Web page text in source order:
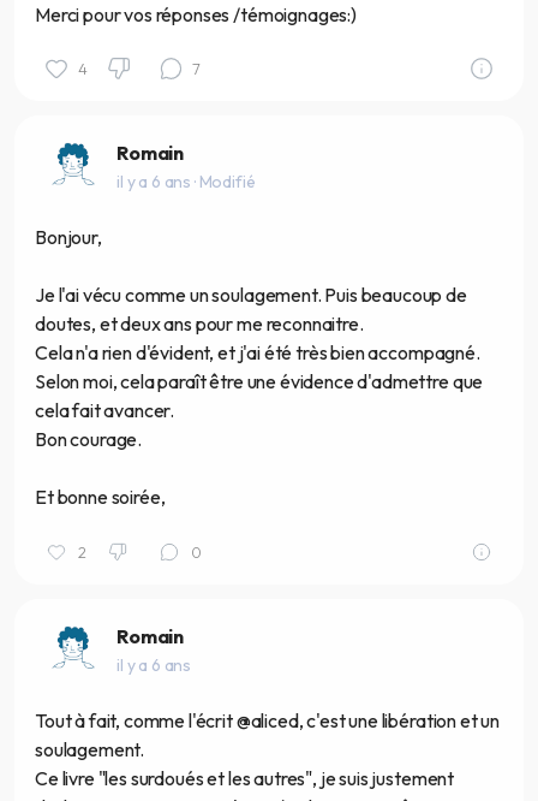
Merci pour vos réponses /témoignages:)
4 7
Romain
il y a 6 ans · Modifié
Bonjour,
Je l'ai vécu comme un soulagement. Puis beaucoup de
doutes, et deux ans pour me reconnaitre.
Cela n'a rien d'évident, et j'ai été très bien accompagné.
Selon moi, cela paraît être une évidence d'admettre que
cela fait avancer.
Bon courage.
Et bonne soirée,
2 0
Romain
il y a 6 ans
Tout à fait, comme l'écrit @aliced, c'est une libération et un
soulagement.
Ce livre "les surdoués et les autres", je suis justement